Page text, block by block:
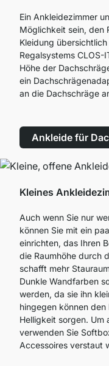
Ein Ankleidezimmer
Möglichkeit sein, den
Kleidung
Regalsystems
Höhe der
ein
an die Dachschräge
Ankleide für
Kleines
Auch wenn Sie nur
können Sie mit ein
einrichten, das Ihren
die Raumhöhe durch
schafft mehr
Dunkle Wandfarben
werden, da sie ihn
hingegen können
Helligkeit sorgen. Um
verwenden Sie
Accessoires verstaut